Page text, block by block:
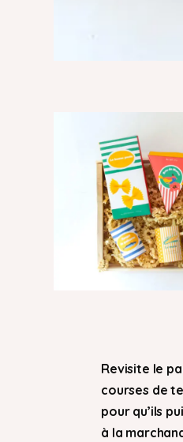
Revisite le
courses de
pour qu’ils
à la